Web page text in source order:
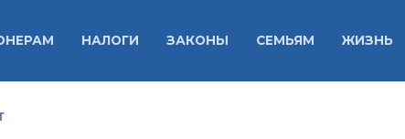
НАЛОГИ ЗАКОНЫ СЕМЬЯМ ЖИЗНЬ